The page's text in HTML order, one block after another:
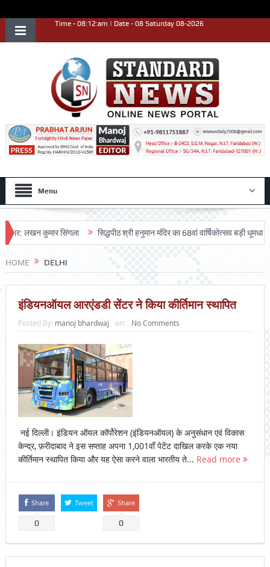
Time - 08:12:am | Date - 08 Saturday 08-2026
Menu
कुमार सिंगला सिद्धपीठ श्री हनुमान मंदिर का 68वां वार्षिकोत्सव बड़ी धूमधाम से
HOME DELHI
इंडियनऑयल आरएंडडी सेंटर ने किया कीर्तिमान स्थापित
Posted By: manoj bhardwaj on: No Comments
नई दिल्ली। इंडियन ऑयल कॉर्पोरेशन (इंडियनऑयल) के अनुसंधान एवं विकास
केन्द्र, फ़रीदाबाद ने इस सप्ताह अपना 1,001वाँ पेटेंट दाखिल करके एक नया
कीर्तिमान स्थापित किया और यह ऐसा करने वाला भारतीय ते... Read more
Share
0
Tweet Share
0